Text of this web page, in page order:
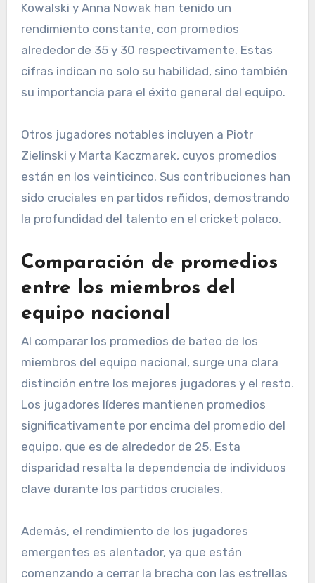
Kowalski y Anna Nowak han tenido un
rendimiento constante, con promedios
alrededor de 35 y 30 respectivamente. Estas
cifras indican no solo su habilidad, sino también
su importancia para el éxito general del equipo.
Otros jugadores notables incluyen a Piotr
Zielinski y Marta Kaczmarek, cuyos promedios
están en los veinticinco. Sus contribuciones han
sido cruciales en partidos reñidos, demostrando
la profundidad del talento en el cricket polaco.
Comparación de promedios
entre los miembros del
equipo nacional
Al comparar los promedios de bateo de los
miembros del equipo nacional, surge una clara
distinción entre los mejores jugadores y el resto.
Los jugadores líderes mantienen promedios
significativamente por encima del promedio del
equipo, que es de alrededor de 25. Esta
disparidad resalta la dependencia de individuos
clave durante los partidos cruciales.
Además, el rendimiento de los jugadores
emergentes es alentador, ya que están
comenzando a cerrar la brecha con las estrellas